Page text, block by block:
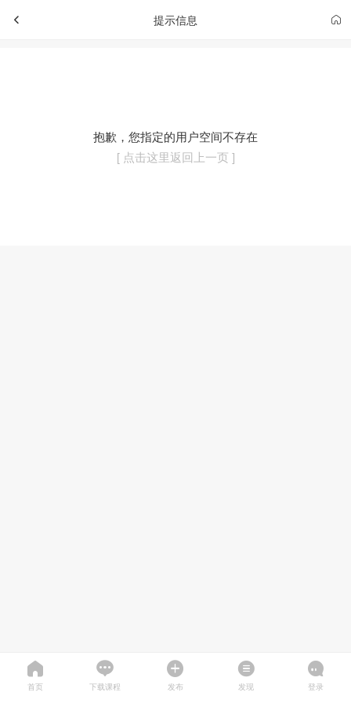
提示信息
抱歉，您指定的用户空间不存在
[ 点击这里返回上一页 ]
首页 下载课程 发布 发现 登录